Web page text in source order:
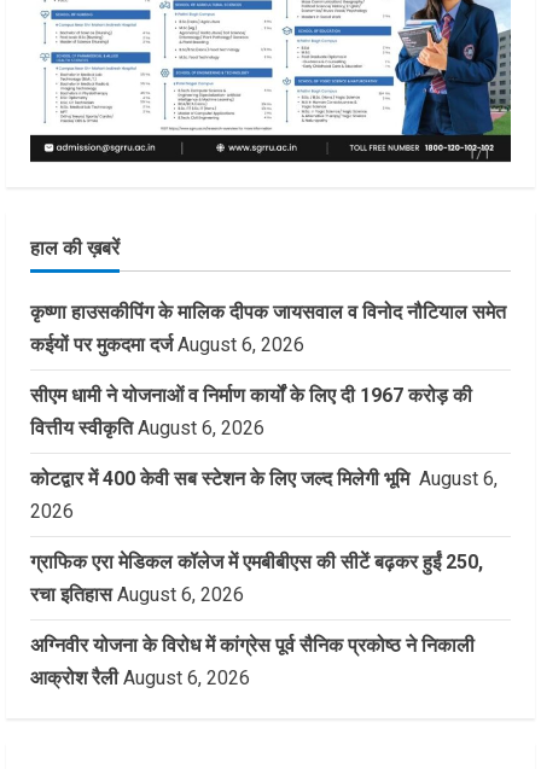
हाल की ख़बरें
कृष्णा हाउसकीपिंग के मालिक दीपक जायसवाल व विनोद नौटियाल समेत
कईयों पर मुकदमा दर्ज August 6, 2026
सीएम धामी ने योजनाओं व निर्माण कार्यों के लिए दी 1967 करोड़ की
वित्तीय स्वीकृति August 6, 2026
कोटद्वार में 400 केवी सब स्टेशन के लिए जल्द मिलेगी भूमि August 6,
2026
ग्राफिक एरा मेडिकल कॉलेज में एमबीबीएस की सीटें बढ़कर हुईं 250,
रचा इतिहास August 6, 2026
अग्निवीर योजना के विरोध में कांग्रेस पूर्व सैनिक प्रकोष्ठ ने निकाली
आक्रोश रैली August 6, 2026